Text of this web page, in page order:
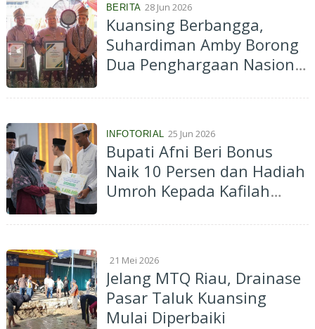
BERITA 28 Jun 2026
Kuansing Berbangga,
Suhardiman Amby Borong
Dua Penghargaan Nasional
INFOTORIAL 25 Jun 2026
Bupati Afni Beri Bonus
Naik 10 Persen dan Hadiah
Umroh Kepada Kafilah
21 Mei 2026
Jelang MTQ Riau, Drainase
Pasar Taluk Kuansing
Mulai Diperbaiki